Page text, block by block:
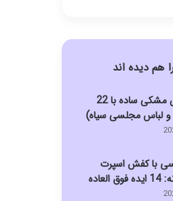
هم دیده اند
تزیین لباس مشکی ساده با 22
و لباس مجلسی سیاه)
با کفش اسپرت